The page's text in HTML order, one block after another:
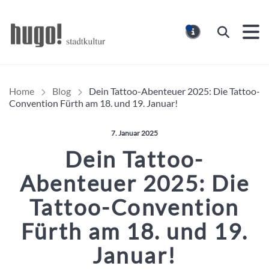
Suchen
Home Blog
Dein Tattoo-Abenteuer 2025: Die Tattoo-
Convention Fürth am 18. und 19. Januar!
Veröffentlicht am:
7. Januar 2025
Dein Tattoo-
Abenteuer 2025: Die
Tattoo-Convention
Fürth am 18. und 19.
Januar!